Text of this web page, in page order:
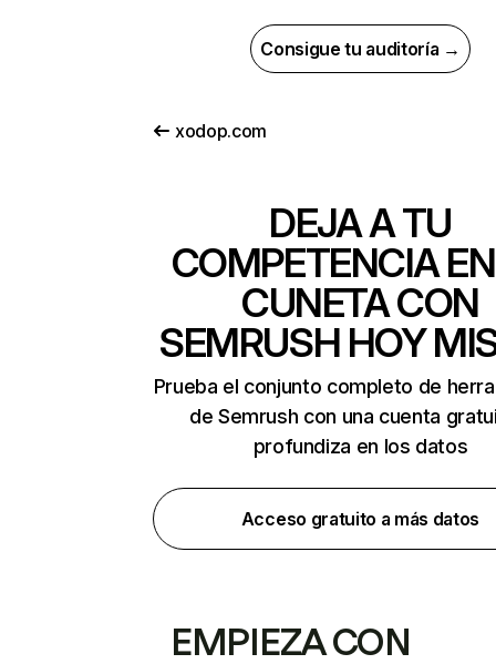
Consigue tu auditoría →
xodop.com
DEJA A TU
COMPETENCIA
CUNETA CON
SEMRUSH HOY
Prueba el conjunto completo de
de Semrush con una cuenta
profundiza en los datos
Acceso gratuito a más datos
EMPIEZA CON